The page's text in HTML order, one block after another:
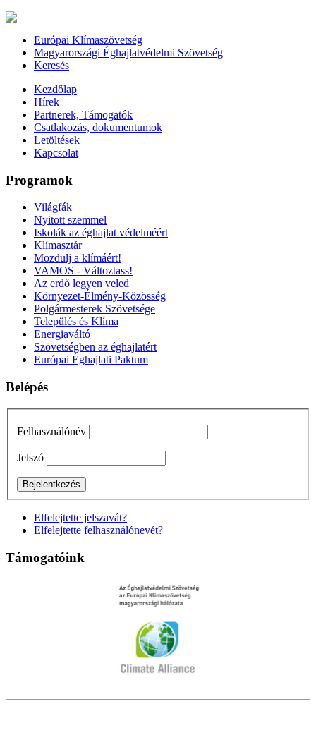
Európai Klímaszövetség
Magyarországi Éghajlatvédelmi Szövetség
Keresés
Kezdőlap
Hírek
Partnerek, Támogatók
Csatlakozás, dokumentumok
Letöltések
Kapcsolat
Programok
Világfák
Nyitott szemmel
Iskolák az éghajlat védelméért
Klímasztár
Mozdulj a klímáért!
VAMOS - Változtass!
Az erdő legyen veled
Környezet-Élmény-Közösség
Polgármesterek Szövetsége
Település és Klíma
Energiaváltó
Szövetségben az éghajlatért
Európai Éghajlati Paktum
Belépés
Felhasználónév
Jelszó
Elfelejtette jelszavát?
Elfelejtette felhasználónevét?
Támogatóink